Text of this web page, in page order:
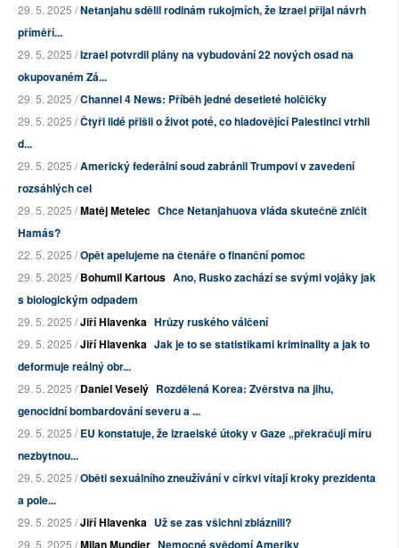
29. 5. 2025 /Netanjahu sdělil rodinám rukojmích, že Izrael přijal návrh
příměří...
29. 5. 2025 /Izrael potvrdil plány na vybudování 22 nových osad na
okupovaném Zá...
29. 5. 2025 /Channel 4 News: Příběh jedné desetieté holčičky
29. 5. 2025 /Čtyři lidé přišli o život poté, co hladovějící Palestinci vtrhli
d...
29. 5. 2025 /Americký federální soud zabránil Trumpovi v zavedení
rozsáhlých cel
29. 5. 2025 /Matěj Metelec Chce Netanjahuova vláda skutečně zničit
Hamás?
22. 5. 2025 /Opět apelujeme na čtenáře o finanční pomoc
29. 5. 2025 /Bohumil Kartous Ano, Rusko zachází se svými vojáky jak
s biologickým odpadem
29. 5. 2025 /Jiří Hlavenka Hrůzy ruského válčení
29. 5. 2025 /Jiří Hlavenka Jak je to se statistikami kriminality a jak to
deformuje reálný obr...
29. 5. 2025 /Daniel Veselý Rozdělená Korea: Zvěrstva na jihu,
genocidní bombardování severu a ...
29. 5. 2025 /EU konstatuje, že izraelské útoky v Gaze „překračují míru
nezbytnou...
29. 5. 2025 /Oběti sexuálního zneužívání v církvi vítají kroky prezidenta
a pole...
29. 5. 2025 /Jiří Hlavenka Už se zas všichni zbláznili?
29. 5. 2025 /Milan Mundier Nemocné svědomí Ameriky